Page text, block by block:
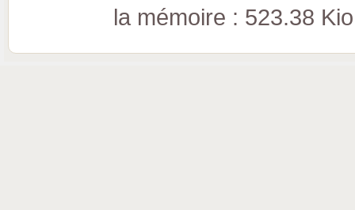
la mémoire : 523.38